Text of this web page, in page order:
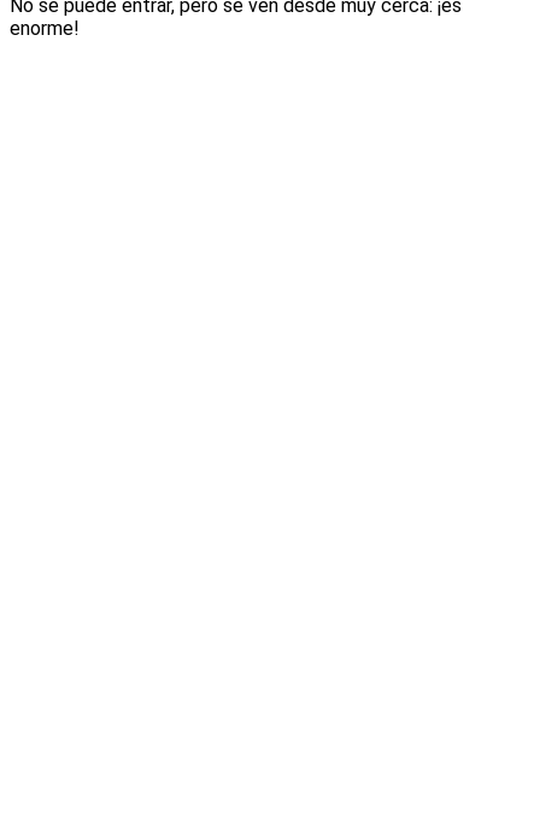
No se puede entrar, pero se ven desde muy cerca: ¡es
enorme!